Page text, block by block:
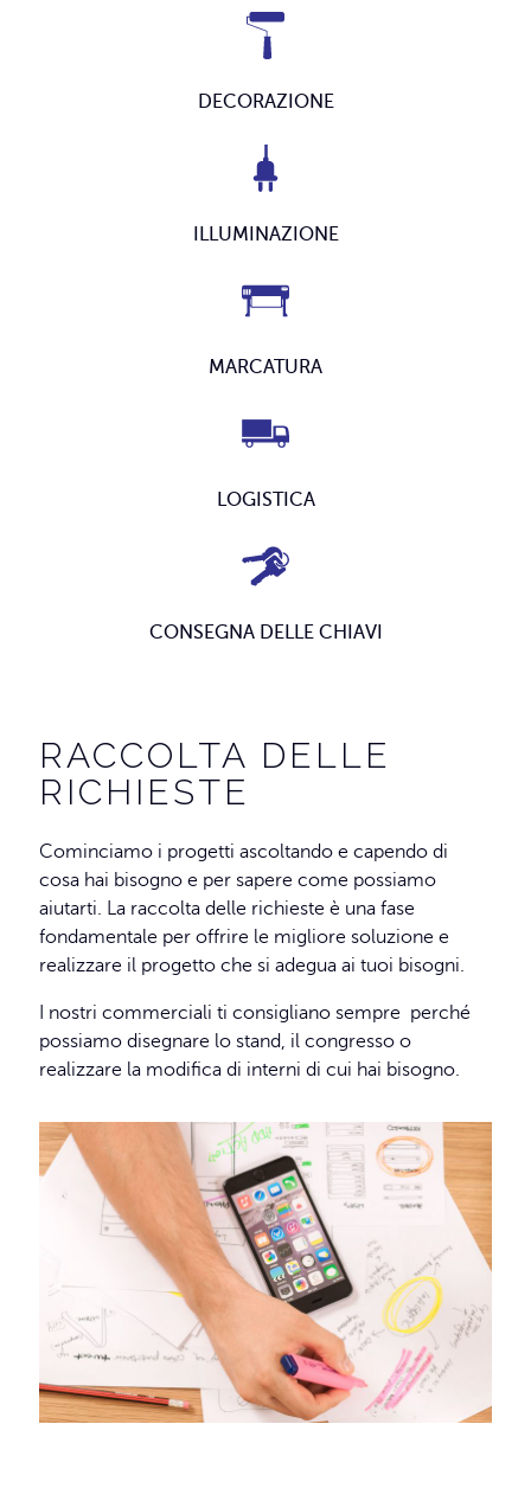
DECORAZIONE
ILLUMINAZIONE
MARCATURA
LOGISTICA
CONSEGNA DELLE CHIAVI
RACCOLTA DELLE
RICHIESTE
Cominciamo i progetti ascoltando e capendo di
cosa hai bisogno e per sapere come possiamo
aiutarti. La raccolta delle richieste è una fase
fondamentale per offrire le migliore soluzione e
realizzare il progetto che si adegua ai tuoi bisogni.
I nostri commerciali ti consigliano sempre perché
possiamo disegnare lo stand, il congresso o
realizzare la modifica di interni di cui hai bisogno.